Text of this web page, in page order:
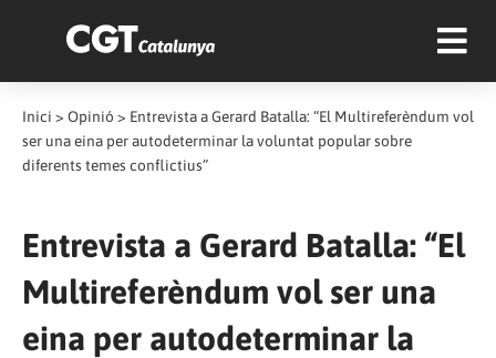
Inici > Opinió > Entrevista a Gerard Batalla: “El Multireferèndum vol
ser una eina per autodeterminar la voluntat popular sobre
diferents temes conflictius”
Entrevista a Gerard Batalla: “El
Multireferèndum vol ser una
eina per autodeterminar la